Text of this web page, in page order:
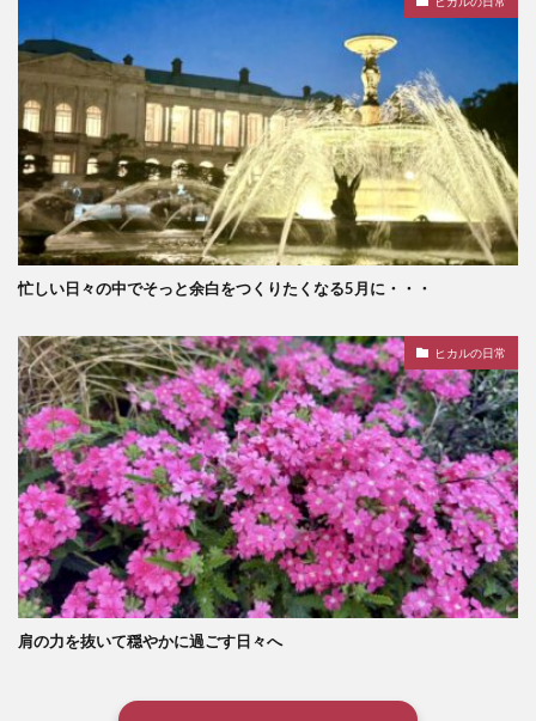
忙しい日々の中でそっと余白をつくりたくなる5月に・・・
ヒカルの日常
肩の力を抜いて穏やかに過ごす日々へ